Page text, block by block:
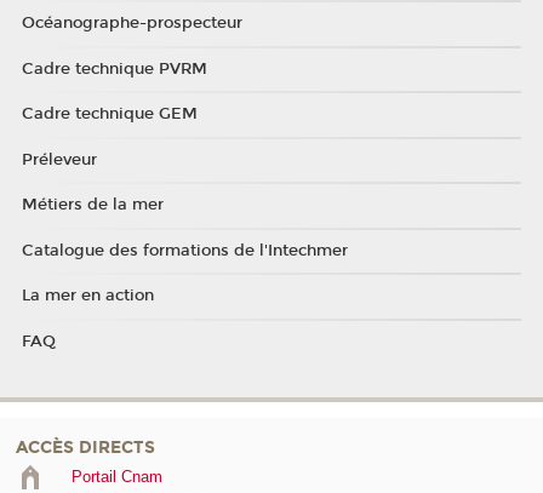
Océanographe-prospecteur
Cadre technique PVRM
Cadre technique GEM
Préleveur
Métiers de la mer
Catalogue des formations de l'Intechmer
La mer en action
FAQ
ACCÈS DIRECTS
Portail Cnam